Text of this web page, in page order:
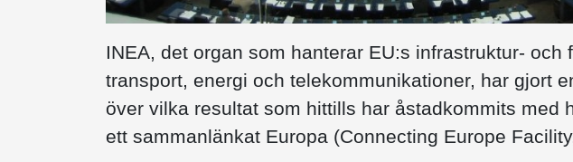
INEA, det organ som hanterar EU:s infrastruktur- och
transport, energi och telekommunikationer, har gjort
över vilka resultat som hittills har åstadkommits med
ett sammanlänkat Europa (Connecting Europe